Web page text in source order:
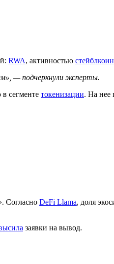
RWA, активностью
— подчеркнули эксперты.
сегменте токенизации. На нее
Согласно DeFi Llama, доля
заявки на вывод.